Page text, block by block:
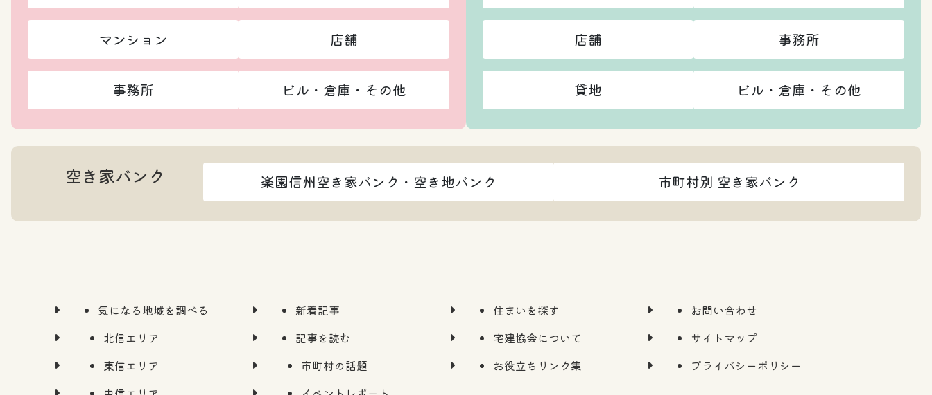
マンション 店舗
事務所 ビル・倉庫・その他
店舗 事務所
貸地 ビル・倉庫・その他
空き家バンク 楽園信州空き家バンク・空き地バンク 市町村別 空き家バンク
気になる地域を調べる
北信エリア
東信エリア
新着記事
記事を読む
市町村の話題
住まいを探す
宅建協会について
お役立ちリンク集
お問い合わせ
サイトマップ
プライバシーポリシー